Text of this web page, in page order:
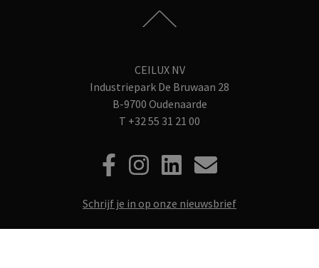
CEILUX NV
Industriepark De Bruwaan 28
B-9700 Oudenaarde
T +32 55 31 21 00
Schrijf je in op onze nieuwsbrief